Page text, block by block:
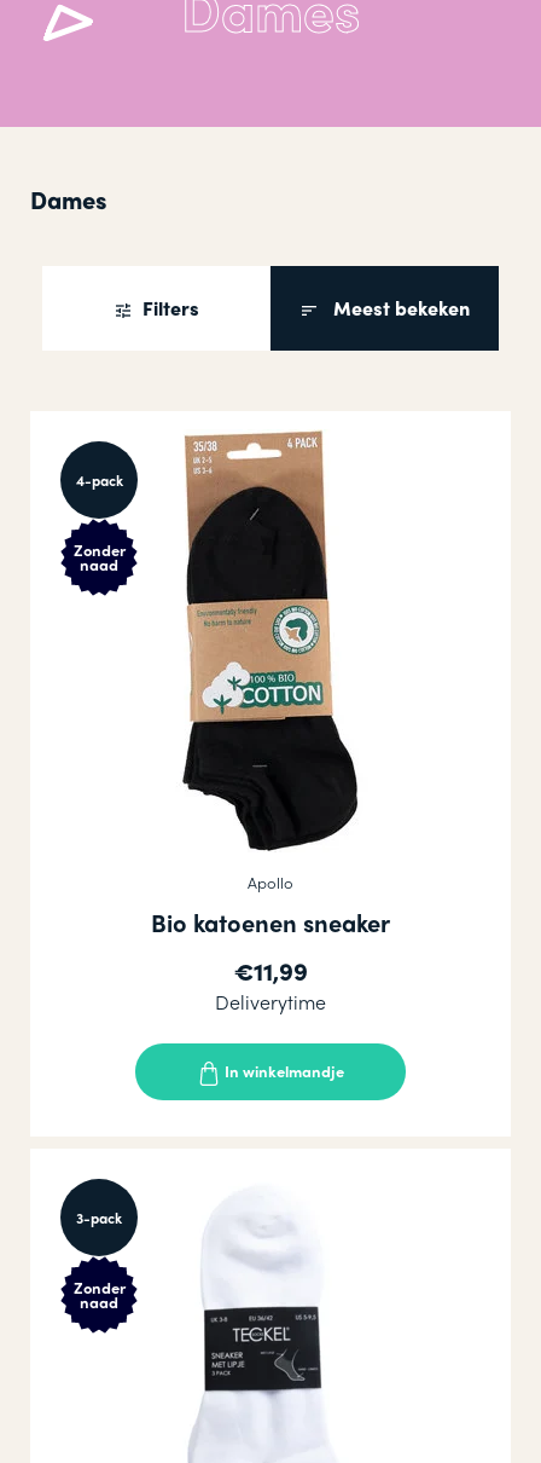
Dames
Filters Meest bekeken
4-pack
Zonder
naad
Apollo
Bio katoenen sneaker
€11,99
Deliverytime
In winkelmandje
3-pack
Zonder
naad